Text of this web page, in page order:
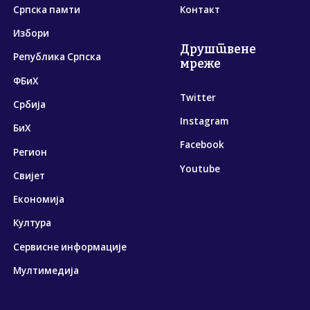
Српска памти
Избори
Република Српска
ФБиХ
Србија
БиХ
Регион
Свијет
Економија
Култура
Сервисне информације
Мултимедија
Контакт
Друштвене
мреже
Twitter
Instagram
Facebook
Youtube